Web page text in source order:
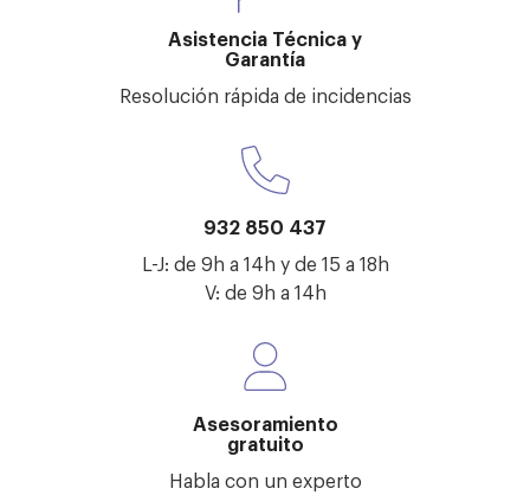
Asistencia Técnica y
Garantía
Resolución rápida de incidencias
932 850 437
L-J: de 9h a 14h y de 15 a 18h
V: de 9h a 14h
Asesoramiento
gratuito
Habla con un experto